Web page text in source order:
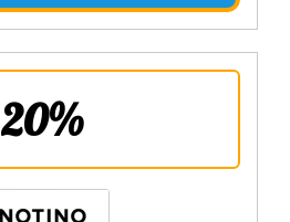
20%